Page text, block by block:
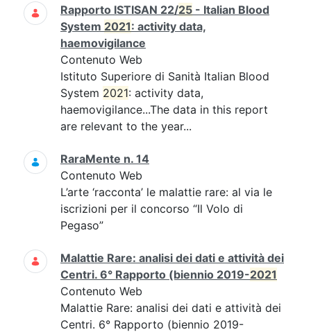
Rapporto ISTISAN 22/25 - Italian Blood
System 2021: activity data,
haemovigilance
Contenuto Web
Istituto Superiore di Sanità Italian Blood
System 2021: activity data,
haemovigilance...The data in this report
are relevant to the year...
RaraMente n. 14
Contenuto Web
L’arte ‘racconta’ le malattie rare: al via le
iscrizioni per il concorso “Il Volo di
Pegaso”
Malattie Rare: analisi dei dati e attività dei
Centri. 6° Rapporto (biennio 2019-2021
Contenuto Web
Malattie Rare: analisi dei dati e attività dei
Centri. 6° Rapporto (biennio 2019-